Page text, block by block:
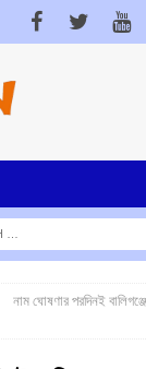
নাম ঘোষণার পরদিনই